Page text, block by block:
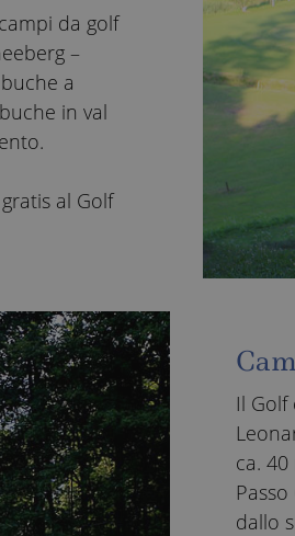
da golf
–
a
in val
al Golf
Il Golf
ca.
dallo